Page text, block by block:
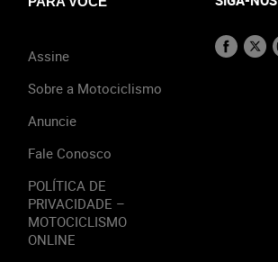
Assine
Sobre a Motociclismo
Anuncie
Fale Conosco
POLÍTICA DE
PRIVACIDADE –
MOTOCICLISMO
ONLINE